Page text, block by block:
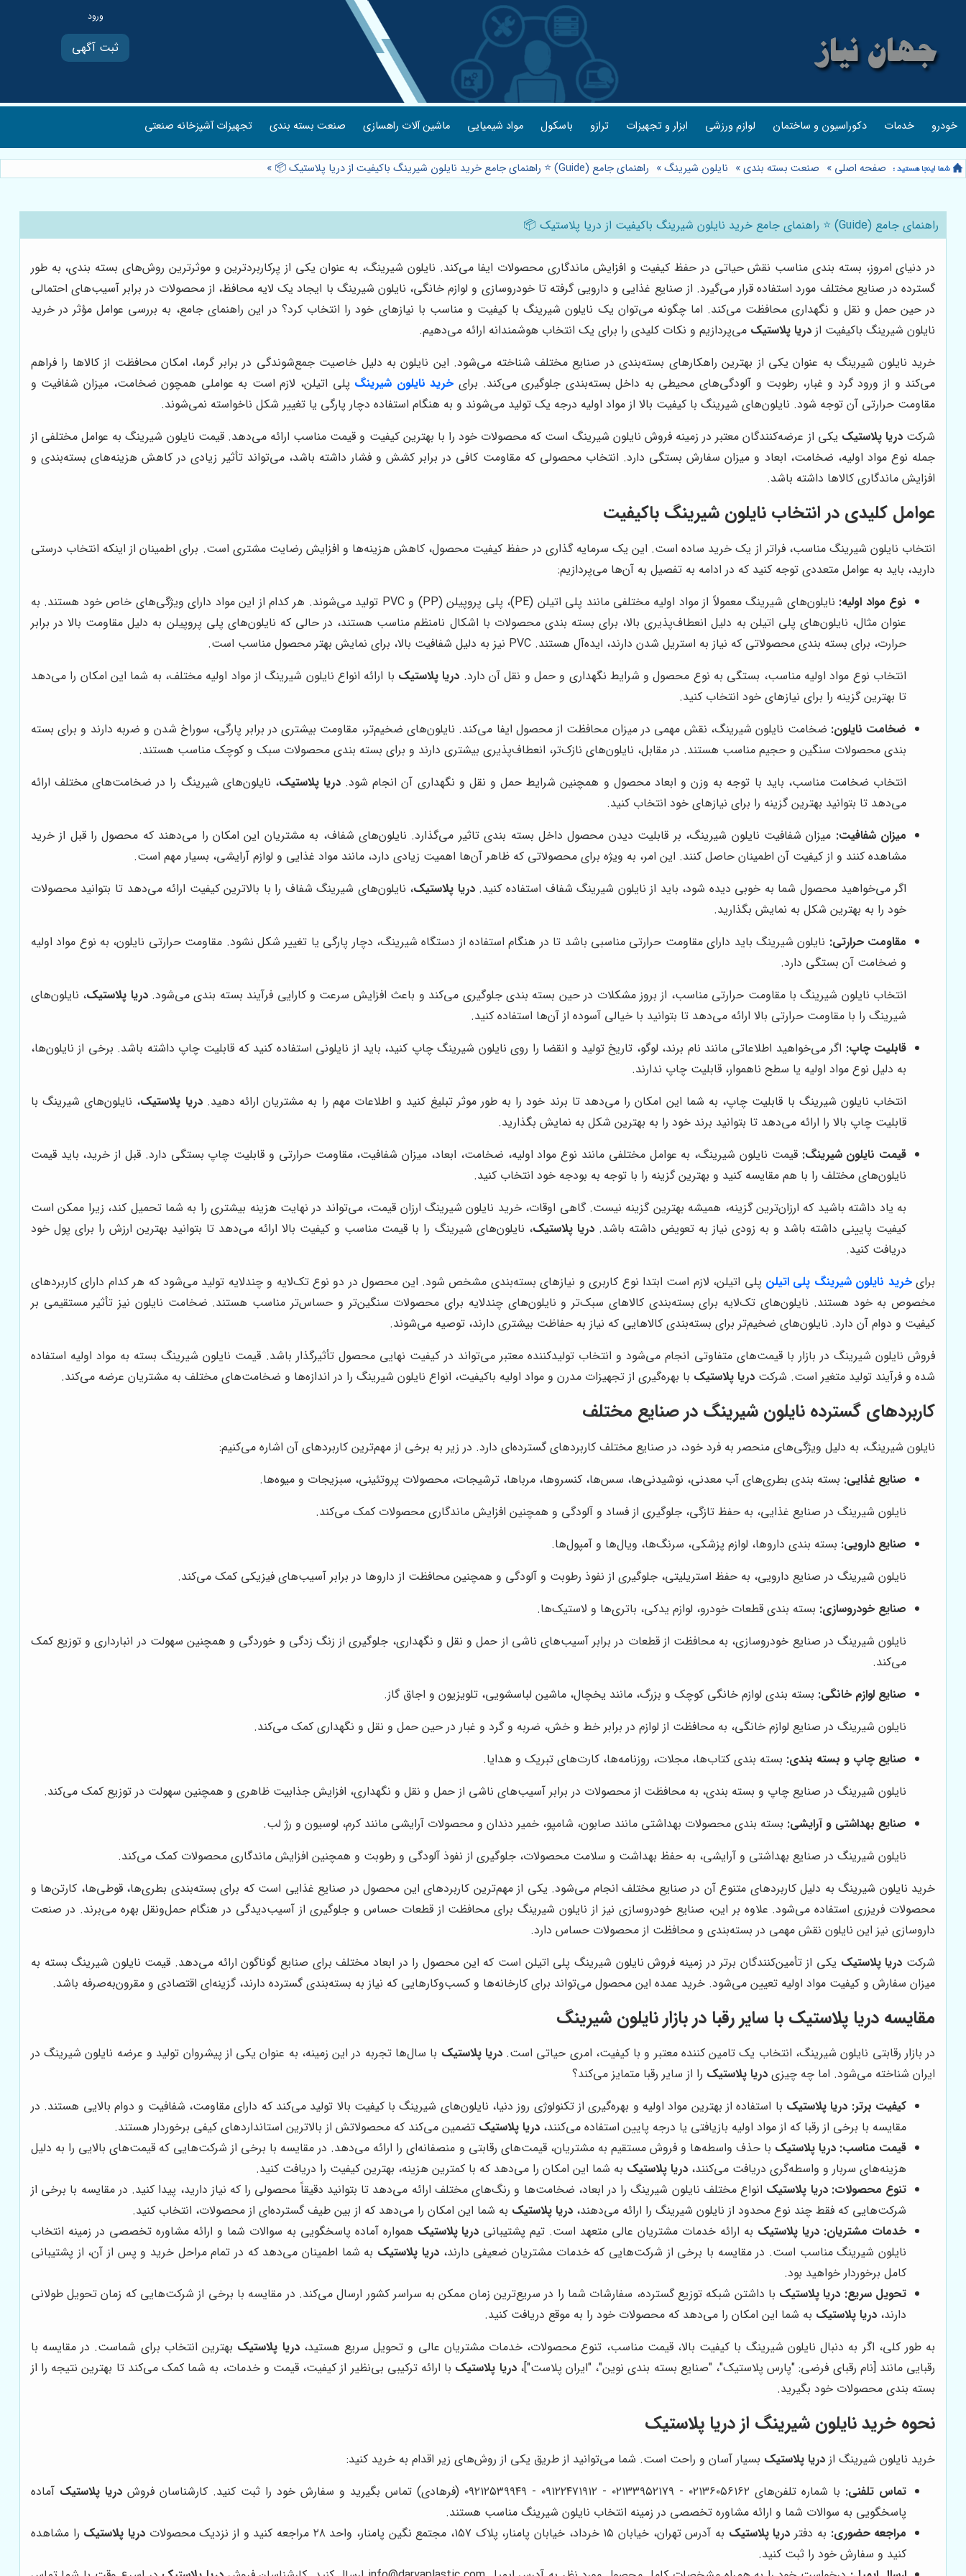
ثبت آگهی
خودرو خدمات دکوراسیون و ساختمان لوازم ورزشی ابزار و تجهیزات ترازو باسکول مواد شیمیایی ماشین آلات راهسازی صنعت بسته بندی تجهیزات آشپزخانه صنعتی
صفحه اصلی » صنعت بسته بندی» نایلون شیرینگ» راهنمای جامع (Guide) ⭐️ راهنمای جامع خرید نایلون شیرینگ باکیفیت از دریا پلاستیک 📦 »
راهنمای جامع (Guide) ⭐️ راهنمای جامع خرید نایلون شیرینگ باکیفیت از دریا پلاستیک 📦
در دنیای امروز، بسته بندی مناسب نقش حیاتی در حفظ کیفیت و افزایش ماندگاری محصولات ایفا می‌کند. نایلون شیرینگ، به عنوان یکی از پرکاربردترین و موثرترین روش‌های بسته بندی، به طور
گسترده در صنایع مختلف مورد استفاده قرار می‌گیرد. از صنایع غذایی و دارویی گرفته تا خودروسازی و لوازم خانگی، نایلون شیرینگ با ایجاد یک لایه محافظ، از محصولات در برابر آسیب‌های احتمالی
در حین حمل و نقل و نگهداری محافظت می‌کند. اما چگونه می‌توان یک نایلون شیرینگ با کیفیت و مناسب با نیازهای خود را انتخاب کرد؟ در این راهنمای جامع، به بررسی عوامل مؤثر در خرید
نایلون شیرینگ باکیفیت از دریا پلاستیک می‌پردازیم و نکات کلیدی را برای یک انتخاب هوشمندانه ارائه می‌دهیم.
خرید نایلون شیرینگ به عنوان یکی از بهترین راهکارهای بسته‌بندی در صنایع مختلف شناخته می‌شود. این نایلون به دلیل خاصیت جمع‌شوندگی در برابر گرما، امکان محافظت از کالاها را فراهم
می‌کند و از ورود گرد و غبار، رطوبت و آلودگی‌های محیطی به داخل بسته‌بندی جلوگیری می‌کند. برای خرید نایلون شیرینگ پلی اتیلن، لازم است به عواملی همچون ضخامت، میزان شفافیت و
مقاومت حرارتی آن توجه شود. نایلون‌های شیرینگ با کیفیت بالا از مواد اولیه درجه یک تولید می‌شوند و به هنگام استفاده دچار پارگی یا تغییر شکل ناخواسته نمی‌شوند.
شرکتدریا پلاستیک یکی از عرضه‌کنندگان معتبر در زمینه فروش نایلون شیرینگ است که محصولات خود را با بهترین کیفیت و قیمت مناسب ارائه می‌دهد. قیمت نایلون شیرینگ به عوامل مختلفی از
جمله نوع مواد اولیه، ضخامت، ابعاد و میزان سفارش بستگی دارد. انتخاب محصولی که مقاومت کافی در برابر کشش و فشار داشته باشد، می‌تواند تأثیر زیادی در کاهش هزینه‌های بسته‌بندی و
افزایش ماندگاری کالاها داشته باشد.
عوامل کلیدی در انتخاب نایلون شیرینگ باکیفیت
انتخاب نایلون شیرینگ مناسب، فراتر از یک خرید ساده است. این یک سرمایه گذاری در حفظ کیفیت محصول، کاهش هزینه‌ها و افزایش رضایت مشتری است. برای اطمینان از اینکه انتخاب درستی
دارید، باید به عوامل متعددی توجه کنید که در ادامه به تفصیل به آن‌ها می‌پردازیم:
نوع مواد اولیه:
نایلون‌های شیرینگ معمولاً از مواد اولیه مختلفی مانند پلی اتیلن (PE)، پلی پروپیلن (PP) و PVC تولید می‌شوند. هر کدام از این مواد دارای ویژگی‌های خاص خود هستند. به
عنوان مثال، نایلون‌های پلی اتیلن به دلیل انعطاف‌پذیری بالا، برای بسته بندی محصولات با اشکال نامنظم مناسب هستند، در حالی که نایلون‌های پلی پروپیلن به دلیل مقاومت بالا در برابر
حرارت، برای بسته بندی محصولاتی که نیاز به استریل شدن دارند، ایده‌آل هستند. PVC نیز به دلیل شفافیت بالا، برای نمایش بهتر محصول مناسب است.
انتخاب نوع مواد اولیه مناسب، بستگی به نوع محصول و شرایط نگهداری و حمل و نقل آن دارد. دریا پلاستیک با ارائه انواع نایلون شیرینگ از مواد اولیه مختلف، به شما این امکان را می‌دهد
تا بهترین گزینه را برای نیازهای خود انتخاب کنید.
ضخامت نایلون: ضخامت نایلون شیرینگ، نقش مهمی در میزان محافظت از محصول ایفا می‌کند. نایلون‌های ضخیم‌تر، مقاومت بیشتری در برابر پارگی، سوراخ شدن و ضربه دارند و برای بسته
بندی محصولات سنگین و حجیم مناسب هستند. در مقابل، نایلون‌های نازک‌تر، انعطاف‌پذیری بیشتری دارند و برای بسته بندی محصولات سبک و کوچک مناسب هستند.
انتخاب ضخامت مناسب، باید با توجه به وزن و ابعاد محصول و همچنین شرایط حمل و نقل و نگهداری آن انجام شود. دریا پلاستیک، نایلون‌های شیرینگ را در ضخامت‌های مختلف ارائه
می‌دهد تا بتوانید بهترین گزینه را برای نیازهای خود انتخاب کنید.
میزان شفافیت: میزان شفافیت نایلون شیرینگ، بر قابلیت دیدن محصول داخل بسته بندی تاثیر می‌گذارد. نایلون‌های شفاف، به مشتریان این امکان را می‌دهند که محصول را قبل از خرید
مشاهده کنند و از کیفیت آن اطمینان حاصل کنند. این امر، به ویژه برای محصولاتی که ظاهر آن‌ها اهمیت زیادی دارد، مانند مواد غذایی و لوازم آرایشی، بسیار مهم است.
اگر می‌خواهید محصول شما به خوبی دیده شود، باید از نایلون شیرینگ شفاف استفاده کنید.دریا پلاستیک، نایلون‌های شیرینگ شفاف را با بالاترین کیفیت ارائه می‌دهد تا بتوانید محصولات
خود را به بهترین شکل به نمایش بگذارید.
مقاومت حرارتی: نایلون شیرینگ باید دارای مقاومت حرارتی مناسبی باشد تا در هنگام استفاده از دستگاه شیرینگ، دچار پارگی یا تغییر شکل نشود. مقاومت حرارتی نایلون، به نوع مواد اولیه
و ضخامت آن بستگی دارد.
انتخاب نایلون شیرینگ با مقاومت حرارتی مناسب، از بروز مشکلات در حین بسته بندی جلوگیری می‌کند و باعث افزایش سرعت و کارایی فرآیند بسته بندی می‌شود.دریا پلاستیک، نایلون‌های
شیرینگ را با مقاومت حرارتی بالا ارائه می‌دهد تا بتوانید با خیالی آسوده از آن‌ها استفاده کنید.
قابلیت چاپ: اگر می‌خواهید اطلاعاتی مانند نام برند، لوگو، تاریخ تولید و انقضا را روی نایلون شیرینگ چاپ کنید، باید از نایلونی استفاده کنید که قابلیت چاپ داشته باشد. برخی از نایلون‌ها،
به دلیل نوع مواد اولیه یا سطح ناهموار، قابلیت چاپ ندارند.
انتخاب نایلون شیرینگ با قابلیت چاپ، به شما این امکان را می‌دهد تا برند خود را به طور موثر تبلیغ کنید و اطلاعات مهم را به مشتریان ارائه دهید.دریا پلاستیک، نایلون‌های شیرینگ با
قابلیت چاپ بالا را ارائه می‌دهد تا بتوانید برند خود را به بهترین شکل به نمایش بگذارید.
قیمت نایلون شیرینگ: قیمت نایلون شیرینگ، به عوامل مختلفی مانند نوع مواد اولیه، ضخامت، ابعاد، میزان شفافیت، مقاومت حرارتی و قابلیت چاپ بستگی دارد. قبل از خرید، باید قیمت
نایلون‌های مختلف را با هم مقایسه کنید و بهترین گزینه را با توجه به بودجه خود انتخاب کنید.
به یاد داشته باشید که ارزان‌ترین گزینه، همیشه بهترین گزینه نیست. گاهی اوقات، خرید نایلون شیرینگ ارزان قیمت، می‌تواند در نهایت هزینه بیشتری را به شما تحمیل کند، زیرا ممکن است
کیفیت پایینی داشته باشد و به زودی نیاز به تعویض داشته باشد.دریا پلاستیک، نایلون‌های شیرینگ را با قیمت مناسب و کیفیت بالا ارائه می‌دهد تا بتوانید بهترین ارزش را برای پول خود
دریافت کنید.
برایخرید نایلون شیرینگ پلی اتیلن پلی اتیلن، لازم است ابتدا نوع کاربری و نیازهای بسته‌بندی مشخص شود. این محصول در دو نوع تک‌لایه و چندلایه تولید می‌شود که هر کدام دارای کاربردهای
مخصوص به خود هستند. نایلون‌های تک‌لایه برای بسته‌بندی کالاهای سبک‌تر و نایلون‌های چندلایه برای محصولات سنگین‌تر و حساس‌تر مناسب هستند. ضخامت نایلون نیز تأثیر مستقیمی بر
کیفیت و دوام آن دارد. نایلون‌های ضخیم‌تر برای بسته‌بندی کالاهایی که نیاز به حفاظت بیشتری دارند، توصیه می‌شوند.
فروش نایلون شیرینگ در بازار با قیمت‌های متفاوتی انجام می‌شود و انتخاب تولیدکننده معتبر می‌تواند در کیفیت نهایی محصول تأثیرگذار باشد. قیمت نایلون شیرینگ بسته به مواد اولیه استفاده
شده و فرآیند تولید متغیر است. شرکت دریا پلاستیک با بهره‌گیری از تجهیزات مدرن و مواد اولیه باکیفیت، انواع نایلون شیرینگ را در اندازه‌ها و ضخامت‌های مختلف به مشتریان عرضه می‌کند.
کاربردهای گسترده نایلون شیرینگ در صنایع مختلف
نایلون شیرینگ، به دلیل ویژگی‌های منحصر به فرد خود، در صنایع مختلف کاربردهای گسترده‌ای دارد. در زیر به برخی از مهم‌ترین کاربردهای آن اشاره می‌کنیم:
صنایع غذایی: بسته بندی بطری‌های آب معدنی، نوشیدنی‌ها، سس‌ها، کنسروها، مرباها، ترشیجات، محصولات پروتئینی، سبزیجات و میوه‌ها.
نایلون شیرینگ در صنایع غذایی، به حفظ تازگی، جلوگیری از فساد و آلودگی و همچنین افزایش ماندگاری محصولات کمک می‌کند.
صنایع دارویی: بسته بندی داروها، لوازم پزشکی، سرنگ‌ها، ویال‌ها و آمپول‌ها.
نایلون شیرینگ در صنایع دارویی، به حفظ استریلیتی، جلوگیری از نفوذ رطوبت و آلودگی و همچنین محافظت از داروها در برابر آسیب‌های فیزیکی کمک می‌کند.
صنایع خودروسازی: بسته بندی قطعات خودرو، لوازم یدکی، باتری‌ها و لاستیک‌ها.
نایلون شیرینگ در صنایع خودروسازی، به محافظت از قطعات در برابر آسیب‌های ناشی از حمل و نقل و نگهداری، جلوگیری از زنگ زدگی و خوردگی و همچنین سهولت در انبارداری و توزیع کمک
می‌کند.
صنایع لوازم خانگی: بسته بندی لوازم خانگی کوچک و بزرگ، مانند یخچال، ماشین لباسشویی، تلویزیون و اجاق گاز.
نایلون شیرینگ در صنایع لوازم خانگی، به محافظت از لوازم در برابر خط و خش، ضربه و گرد و غبار در حین حمل و نقل و نگهداری کمک می‌کند.
صنایع چاپ و بسته بندی: بسته بندی کتاب‌ها، مجلات، روزنامه‌ها، کارت‌های تبریک و هدایا.
نایلون شیرینگ در صنایع چاپ و بسته بندی، به محافظت از محصولات در برابر آسیب‌های ناشی از حمل و نقل و نگهداری، افزایش جذابیت ظاهری و همچنین سهولت در توزیع کمک می‌کند.
صنایع بهداشتی و آرایشی: بسته بندی محصولات بهداشتی مانند صابون، شامپو، خمیر دندان و محصولات آرایشی مانند کرم، لوسیون و رژ لب.
نایلون شیرینگ در صنایع بهداشتی و آرایشی، به حفظ بهداشت و سلامت محصولات، جلوگیری از نفوذ آلودگی و رطوبت و همچنین افزایش ماندگاری محصولات کمک می‌کند.
خرید نایلون شیرینگ به دلیل کاربردهای متنوع آن در صنایع مختلف انجام می‌شود. یکی از مهم‌ترین کاربردهای این محصول در صنایع غذایی است که برای بسته‌بندی بطری‌ها، قوطی‌ها، کارتن‌ها و
محصولات فریزری استفاده می‌شود. علاوه بر این، صنایع خودروسازی نیز از نایلون شیرینگ برای محافظت از قطعات حساس و جلوگیری از آسیب‌دیدگی در هنگام حمل‌ونقل بهره می‌برند. در صنعت
داروسازی نیز این نایلون نقش مهمی در بسته‌بندی و محافظت از محصولات حساس دارد.
شرکت دریا پلاستیک یکی از تأمین‌کنندگان برتر در زمینه فروش نایلون شیرینگ پلی اتیلن است که این محصول را در ابعاد مختلف برای صنایع گوناگون ارائه می‌دهد. قیمت نایلون شیرینگ بسته به
میزان سفارش و کیفیت مواد اولیه تعیین می‌شود. خرید عمده این محصول می‌تواند برای کارخانه‌ها و کسب‌وکارهایی که نیاز به بسته‌بندی گسترده دارند، گزینه‌ای اقتصادی و مقرون‌به‌صرفه باشد.
مقایسه دریا پلاستیک با سایر رقبا در بازار نایلون شیرینگ
در بازار رقابتی نایلون شیرینگ، انتخاب یک تامین کننده معتبر و با کیفیت، امری حیاتی است.دریا پلاستیک با سال‌ها تجربه در این زمینه، به عنوان یکی از پیشروان تولید و عرضه نایلون شیرینگ در
ایران شناخته می‌شود. اما چه چیزی دریا پلاستیک را از سایر رقبا متمایز می‌کند؟
کیفیت برتر: دریا پلاستیک با استفاده از بهترین مواد اولیه و بهره‌گیری از تکنولوژی روز دنیا، نایلون‌های شیرینگ با کیفیت بالا تولید می‌کند که دارای مقاومت، شفافیت و دوام بالایی هستند. در
مقایسه با برخی از رقبا که از مواد اولیه بازیافتی یا درجه پایین استفاده می‌کنند، دریا پلاستیک تضمین می‌کند که محصولاتش از بالاترین استانداردهای کیفی برخوردار هستند.
قیمت مناسب: دریا پلاستیک با حذف واسطه‌ها و فروش مستقیم به مشتریان، قیمت‌های رقابتی و منصفانه‌ای را ارائه می‌دهد. در مقایسه با برخی از شرکت‌هایی که قیمت‌های بالایی را به دلیل
هزینه‌های سربار و واسطه‌گری دریافت می‌کنند، دریا پلاستیک به شما این امکان را می‌دهد که با کمترین هزینه، بهترین کیفیت را دریافت کنید.
تنوع محصولات: دریا پلاستیک انواع مختلف نایلون شیرینگ را در ابعاد، ضخامت‌ها و رنگ‌های مختلف ارائه می‌دهد تا بتوانید دقیقاً محصولی را که نیاز دارید، پیدا کنید. در مقایسه با برخی از
شرکت‌هایی که فقط چند نوع محدود از نایلون شیرینگ را ارائه می‌دهند، دریا پلاستیک به شما این امکان را می‌دهد که از بین طیف گسترده‌ای از محصولات، انتخاب کنید.
خدمات مشتریان: دریا پلاستیک به ارائه خدمات مشتریان عالی متعهد است. تیم پشتیبانی دریا پلاستیک همواره آماده پاسخگویی به سوالات شما و ارائه مشاوره تخصصی در زمینه انتخاب
نایلون شیرینگ مناسب است. در مقایسه با برخی از شرکت‌هایی که خدمات مشتریان ضعیفی دارند،دریا پلاستیک به شما اطمینان می‌دهد که در تمام مراحل خرید و پس از آن، از پشتیبانی
کامل برخوردار خواهید بود.
تحویل سریع: دریا پلاستیک با داشتن شبکه توزیع گسترده، سفارشات شما را در سریع‌ترین زمان ممکن به سراسر کشور ارسال می‌کند. در مقایسه با برخی از شرکت‌هایی که زمان تحویل طولانی
دارند، دریا پلاستیک به شما این امکان را می‌دهد که محصولات خود را به موقع دریافت کنید.
به طور کلی، اگر به دنبال نایلون شیرینگ با کیفیت بالا، قیمت مناسب، تنوع محصولات، خدمات مشتریان عالی و تحویل سریع هستید،دریا پلاستیک بهترین انتخاب برای شماست. در مقایسه با
رقبایی مانند [نام رقبای فرضی: "پارس پلاستیک"، "صنایع بسته بندی نوین"، "ایران پلاست"]،دریا پلاستیک با ارائه ترکیبی بی‌نظیر از کیفیت، قیمت و خدمات، به شما کمک می‌کند تا بهترین نتیجه را از
بسته بندی محصولات خود بگیرید.
نحوه خرید نایلون شیرینگ ازدریا پلاستیک
خرید نایلون شیرینگ از دریا پلاستیک بسیار آسان و راحت است. شما می‌توانید از طریق یکی از روش‌های زیر اقدام به خرید کنید:
تماس تلفنی: با شماره تلفن‌های ۰۲۱۳۶۰۵۶۱۶۲ - ۰۲۱۳۳۹۵۲۱۷۹ - ۰۹۱۲۲۴۷۱۹۱۲ - ۰۹۲۱۲۵۳۹۹۴۹ (فرهادی) تماس بگیرید و سفارش خود را ثبت کنید. کارشناسان فروش دریا پلاستیک آماده
پاسخگویی به سوالات شما و ارائه مشاوره تخصصی در زمینه انتخاب نایلون شیرینگ مناسب هستند.
مراجعه حضوری: به دفتر دریا پلاستیک به آدرس تهران، خیابان ۱۵ خرداد، خیابان پامنار، پلاک ۱۵۷، مجتمع نگین پامنار، واحد ۲۸ مراجعه کنید و از نزدیک محصولات دریا پلاستیک را مشاهده
کنید و سفارش خود را ثبت کنید.